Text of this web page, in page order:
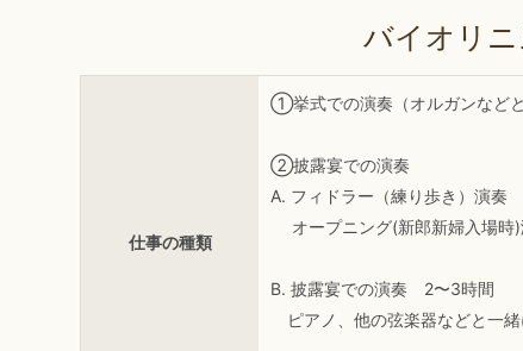
バイオリ
仕事の種類
①挙式での演奏（オルガンなど
②披露宴での演奏
A. フィドラー（練り歩き）演
オープニング(新郎新婦入場時)
B. 披露宴での演奏 2〜3時間
ピアノ、他の弦楽器などと一緒